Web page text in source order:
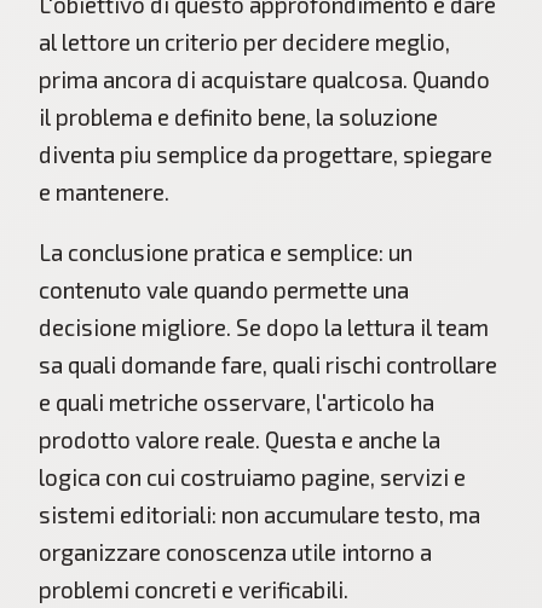
al lettore un criterio per decidere meglio,
prima ancora di acquistare qualcosa. Quando
il problema e definito bene, la soluzione
diventa piu semplice da progettare, spiegare
e mantenere.
La conclusione pratica e semplice: un
contenuto vale quando permette una
decisione migliore. Se dopo la lettura il team
sa quali domande fare, quali rischi controllare
e quali metriche osservare, l'articolo ha
prodotto valore reale. Questa e anche la
logica con cui costruiamo pagine, servizi e
sistemi editoriali: non accumulare testo, ma
organizzare conoscenza utile intorno a
problemi concreti e verificabili.